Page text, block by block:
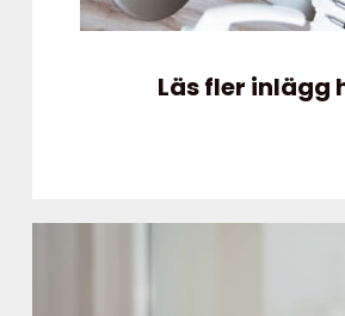
Läs fler inlägg